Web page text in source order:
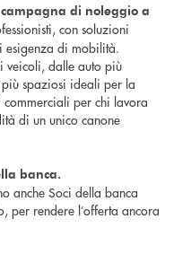
di noleggio a
con soluzioni
esigenza di mobilità.
veicoli, dalle auto più
spaziosi ideali per la
per chi lavora
di un unico canone
banca.
anche Soci della banca
per rendere l’offerta ancora